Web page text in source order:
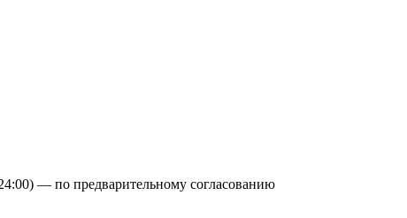
— по предварительному согласованию